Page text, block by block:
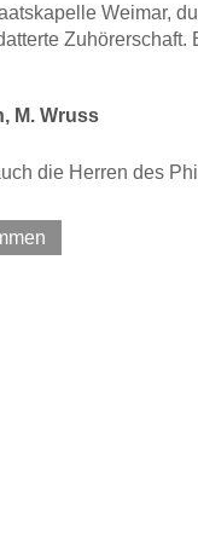
Weimar,
M. Wruss
die Herren des